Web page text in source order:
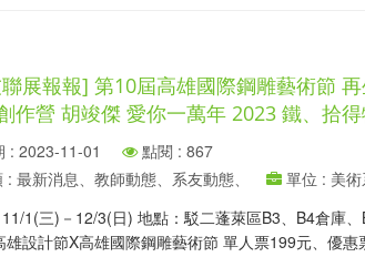
展報報] 第10屆高雄國際鋼雕藝術節
作營 胡竣傑 愛你一萬年 2023 鐵、拾
: 2023-11-01
點閱 : 867
: 最新消息、教師動態、系友動態、
單位 : 美
1(三)－12/3(日) 地點：駁二蓬萊區B3、B4倉庫、
雄設計節X高雄國際鋼雕藝術節 單人票199元、優惠